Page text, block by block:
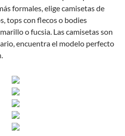
formales, elige camisetas de
tops con flecos o bodies
o fucsia. Las camisetas son
encuentra el modelo perfecto